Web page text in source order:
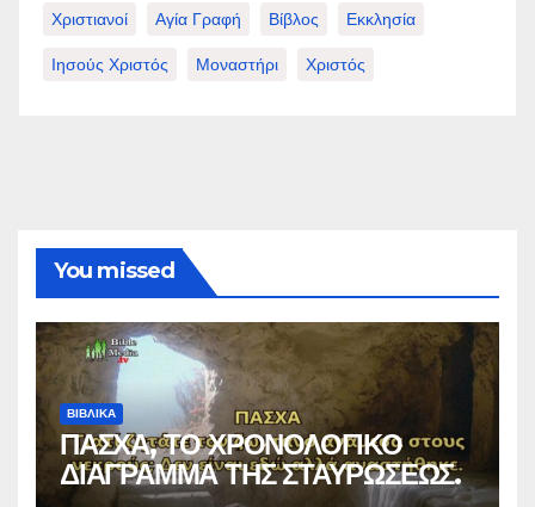
Χριστιανοί Αγία Γραφή Βίβλος Εκκλησία
Ιησούς Χριστός Μοναστήρι Χριστός
You missed
ΒΙΒΛΙΚΑ
ΠΑΣΧΑ, ΤΟ ΧΡΟΝΟΛΟΓΙΚΟ
ΔΙΑΓΡΑΜΜΑ ΤΗΣ ΣΤΑΥΡΩΣΕΩΣ.